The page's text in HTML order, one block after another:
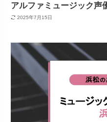
アルファミュージック声
2025年7月15日